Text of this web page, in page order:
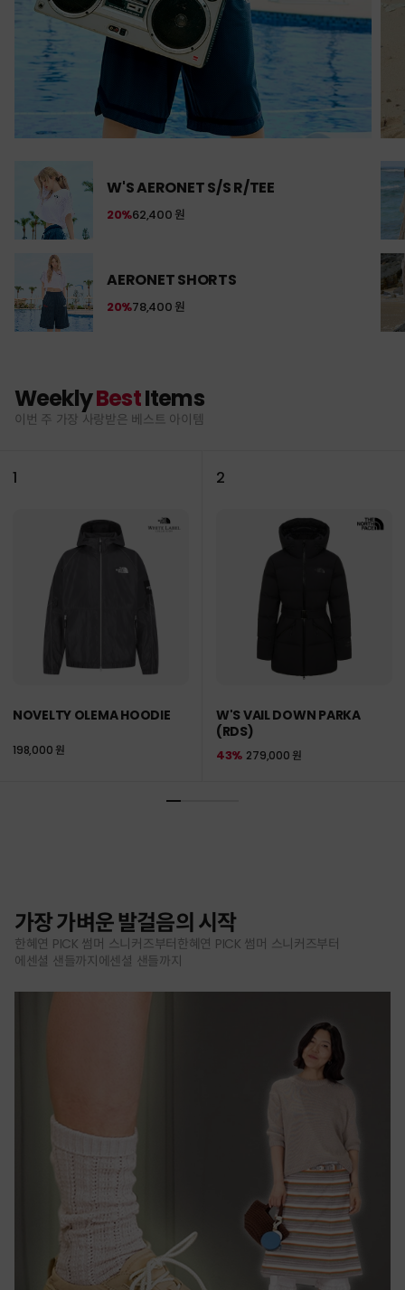
W'S AERONET S/S R/TEE
62,400 원
20%
AERONET SHORTS
78,400 원
20%
WeeklyBestItems
이번 주 가장 사랑받은 베스트 아이템
1
NOVELTY OLEMA HOODIE
198,000 원
2
W'S VAIL DOWN PARKA
(RDS)
279,000 원
43%
가장 가벼운 발걸음의 시작
한혜연 PICK 썸머 스니커즈부터한혜연 PICK 썸머 스니커즈부터
에센셜 샌들까지에센셜 샌들까지